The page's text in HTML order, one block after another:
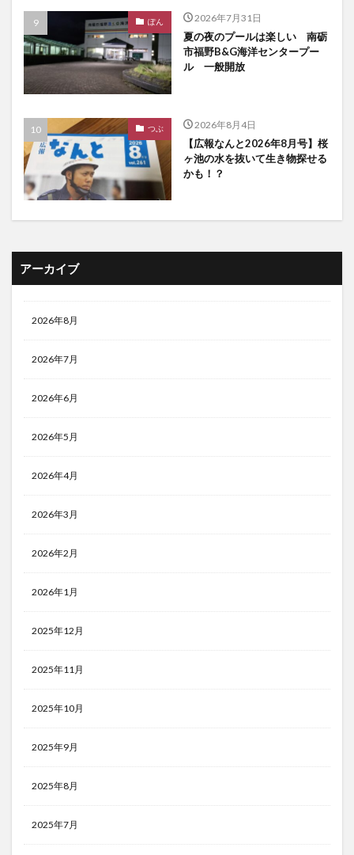
ぽん 2026年7月31日
夏の夜のプールは楽しい 南砺
市福野B&G海洋センタープー
ル 一般開放
つぶ 2026年8月4日
【広報なんと2026年8月号】桜
ヶ池の水を抜いて生き物探せる
かも！？
アーカイブ
2026年8月
2026年7月
2026年6月
2026年5月
2026年4月
2026年3月
2026年2月
2026年1月
2025年12月
2025年11月
2025年10月
2025年9月
2025年8月
2025年7月